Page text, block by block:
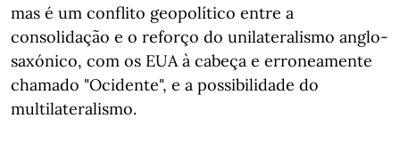
mas é um conflito geopolítico entre a
consolidação e o reforço do unilateralismo anglo-
saxónico, com os EUA à cabeça e erroneamente
chamado "Ocidente", e a possibilidade do
multilateralismo.